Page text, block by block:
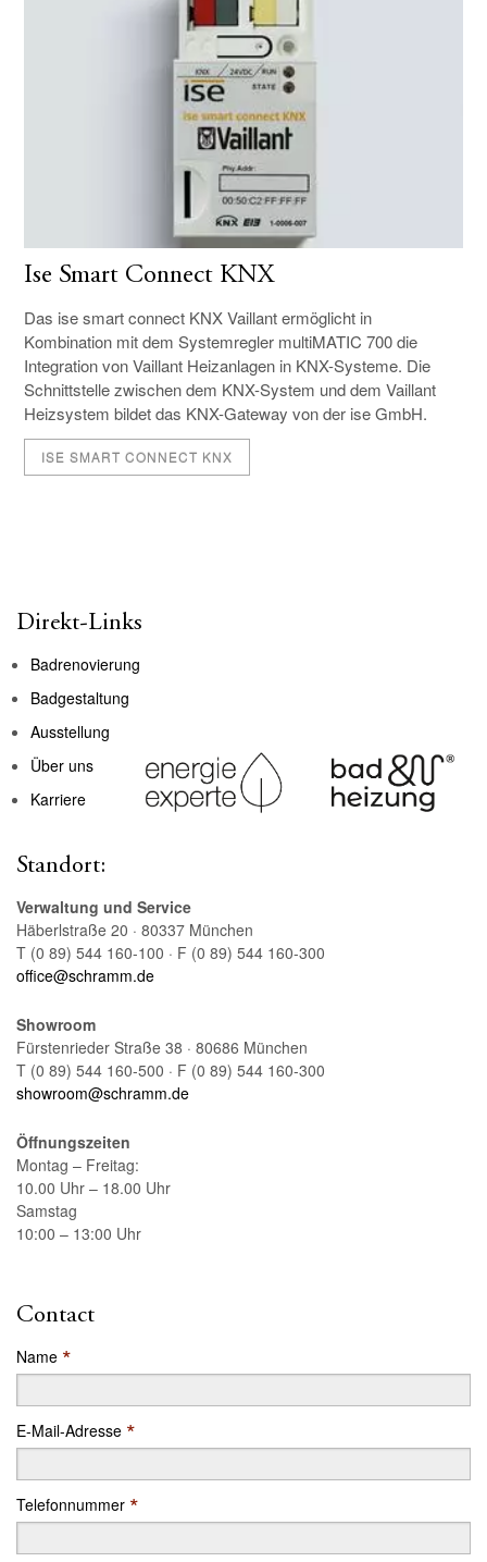
Ise Smart Connect KNX
Das ise smart connect KNX Vaillant ermöglicht in
Kombination mit dem Systemregler multiMATIC 700 die
Integration von Vaillant Heizanlagen in KNX-Systeme. Die
Schnittstelle zwischen dem KNX-System und dem Vaillant
Heizsystem bildet das KNX-Gateway von der ise GmbH.
ISE SMART CONNECT KNX
Direkt-Links
Badrenovierung
Badgestaltung
Ausstellung
Über uns
Karriere
Contact
Name *
E-Mail-Adresse *
Telefonnummer *
Standort:
Verwaltung und Service
Häberlstraße 20 · 80337 München
T (0 89) 544 160-100 · F (0 89) 544 160-300
office@schramm.de
Showroom
Fürstenrieder Straße 38 · 80686 München
T (0 89) 544 160-500 · F (0 89) 544 160-300
showroom@schramm.de
Öffnungszeiten
Montag – Freitag:
10.00 Uhr – 18.00 Uhr
Samstag
10:00 – 13:00 Uhr